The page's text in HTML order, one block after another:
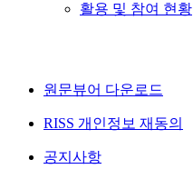
활용 및 참여 현황
원문뷰어 다운로드
RISS 개인정보 재동의
공지사항